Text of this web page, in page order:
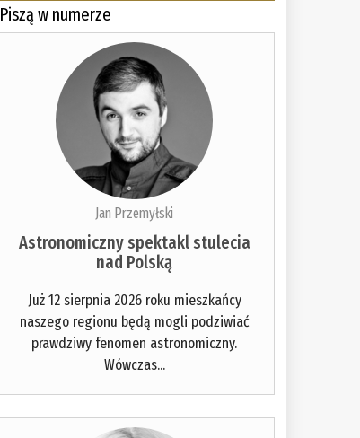
Piszą w numerze
Jan Przemyłski
Astronomiczny spektakl stulecia
nad Polską
Już 12 sierpnia 2026 roku mieszkańcy
naszego regionu będą mogli podziwiać
prawdziwy fenomen astronomiczny.
Wówczas...